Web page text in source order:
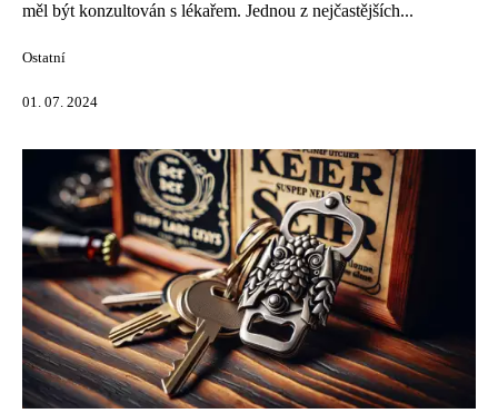
měl být konzultován s lékařem. Jednou z nejčastějších...
Ostatní
01. 07. 2024